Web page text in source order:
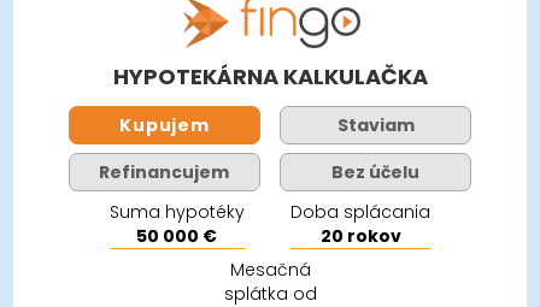
HYPOTEKÁRNA KALKULAČKA
Kupujem
Staviam
Refinancujem
Bez účelu
Suma hypotéky
50 000 €
Doba splácania
20 rokov
Mesačná
splátka od